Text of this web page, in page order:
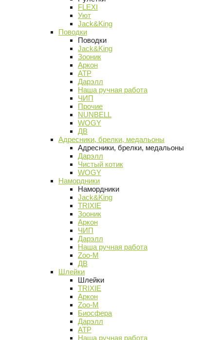
FLEXI
Уют
Jack&King
Поводки
Поводки
Jack&King
Зооник
Аркон
АТР
Дарэлл
Наша ручная работа
ЧИП
Прочие
NUNBELL
WOGY
ДВ
Адресники, брелки, медальоны
Адресники, брелки, медальоны
Дарэлл
Чистый котик
WOGY
Намордники
Намордники
Jack&King
TRIXIE
Зооник
Аркон
ЧИП
Дарэлл
Наша ручная работа
Zoo-M
ДВ
Шлейки
Шлейки
TRIXIE
Аркон
Zoo-M
Биосфера
Дарэлл
АТР
Наша ручная работа